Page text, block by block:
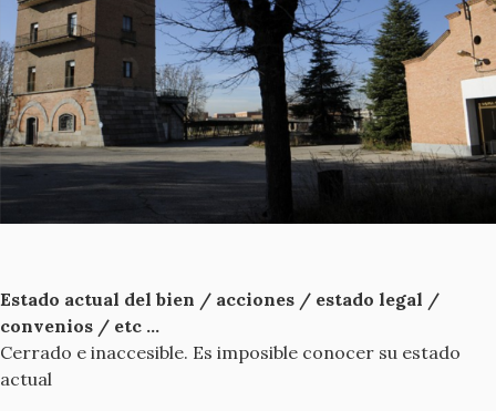
Estado actual del bien / acciones / estado legal /
convenios / etc ...
Cerrado e inaccesible. Es imposible conocer su estado
actual